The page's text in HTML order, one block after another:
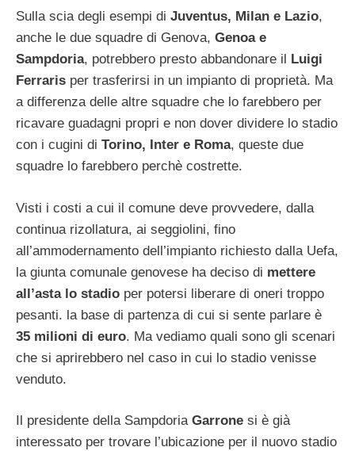
Sulla scia degli esempi di Juventus, Milan e Lazio,
anche le due squadre di Genova, Genoa e
Sampdoria, potrebbero presto abbandonare il Luigi
Ferraris per trasferirsi in un impianto di proprietà. Ma
a differenza delle altre squadre che lo farebbero per
ricavare guadagni propri e non dover dividere lo stadio
con i cugini di Torino, Inter e Roma, queste due
squadre lo farebbero perchè costrette.
Visti i costi a cui il comune deve provvedere, dalla
continua rizollatura, ai seggiolini, fino
all’ammodernamento dell’impianto richiesto dalla Uefa,
la giunta comunale genovese ha deciso di mettere
all’asta lo stadio per potersi liberare di oneri troppo
pesanti. la base di partenza di cui si sente parlare è
35 milioni di euro. Ma vediamo quali sono gli scenari
che si aprirebbero nel caso in cui lo stadio venisse
venduto.
Il presidente della Sampdoria Garrone si è già
interessato per trovare l’ubicazione per il nuovo stadio